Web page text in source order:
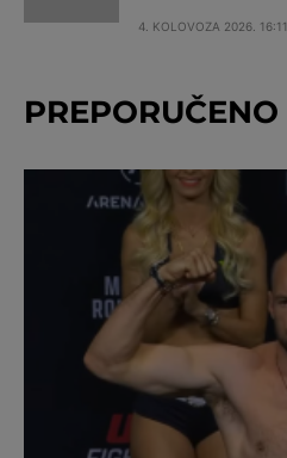
4. KOLOVOZA 2026. 16:11
PREPORUČENO